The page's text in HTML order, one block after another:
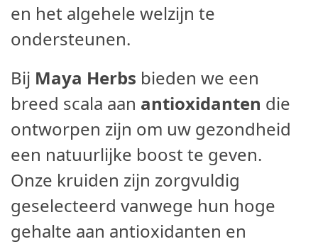
en het algehele welzijn te
ondersteunen.
Bij Maya Herbs bieden we een
breed scala aan antioxidanten die
ontworpen zijn om uw gezondheid
een natuurlijke boost te geven.
Onze kruiden zijn zorgvuldig
geselecteerd vanwege hun hoge
gehalte aan antioxidanten en